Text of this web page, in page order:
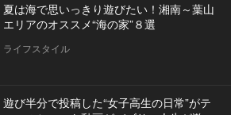
夏は海で思いっきり遊びたい！湘南～葉山
エリアのオススメ“海の家”８選
ライフスタイル
遊び半分で投稿した“女子高生の日常”がテ